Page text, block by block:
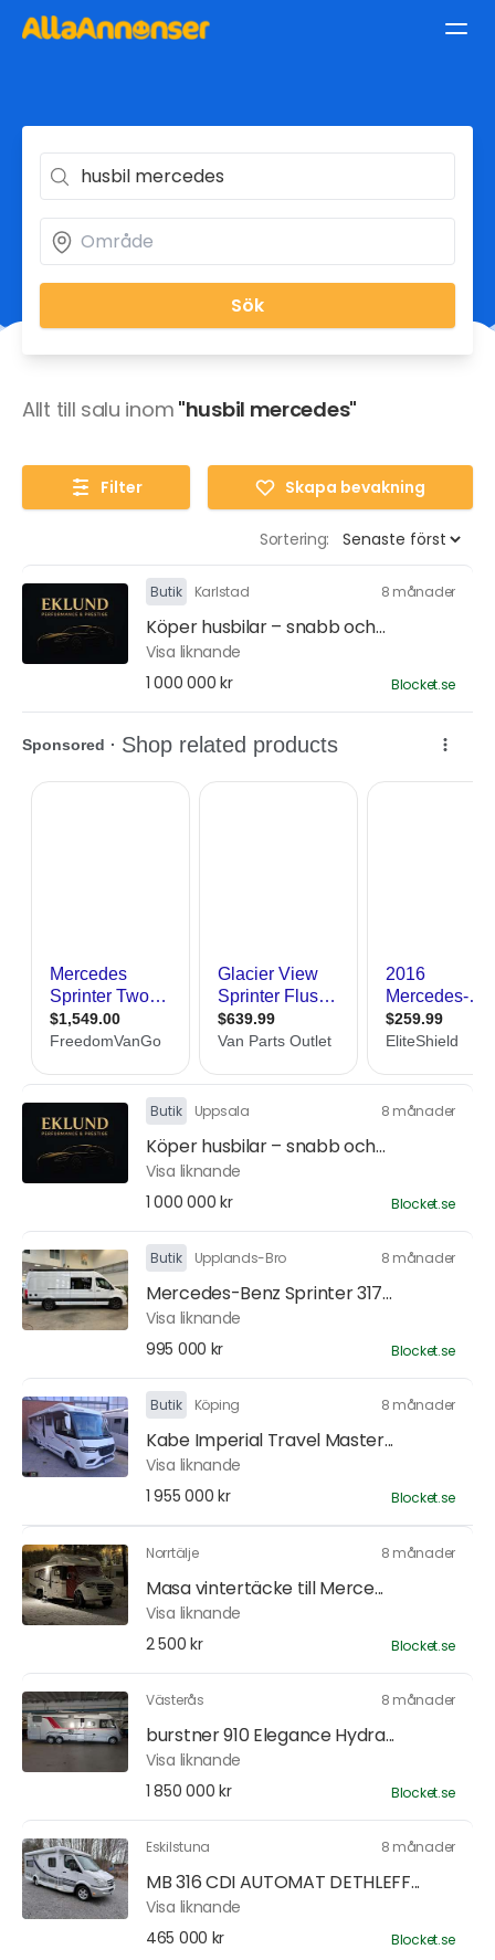
Sök
Allt till salu inom "husbil mercedes"
Filter Skapa bevakning
Sortering:
Butik Karlstad 8 månader
Köper husbilar – snabb och...
Visa liknande
1 000 000 kr
Blocket.se
Butik Uppsala 8 månader
Köper husbilar – snabb och...
Visa liknande
1 000 000 kr
Blocket.se
Butik Upplands-Bro 8 månader
Mercedes-Benz Sprinter 317...
Visa liknande
995 000 kr
Blocket.se
Butik Köping 8 månader
Kabe Imperial Travel Master...
Visa liknande
1 955 000 kr
Blocket.se
Norrtälje 8 månader
Masa vintertäcke till Merce...
Visa liknande
2 500 kr
Blocket.se
Västerås 8 månader
burstner 910 Elegance Hydra...
Visa liknande
1 850 000 kr
Blocket.se
Eskilstuna 8 månader
MB 316 CDI AUTOMAT DETHLEFF...
Visa liknande
465 000 kr
Blocket.se